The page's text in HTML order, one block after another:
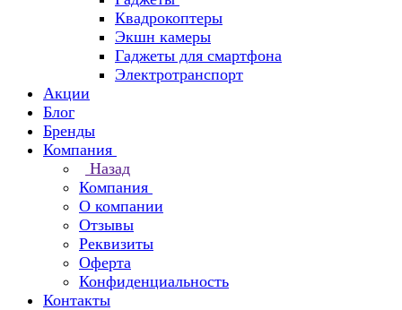
Квадрокоптеры
Экшн камеры
Гаджеты для смартфона
Электротранспорт
Акции
Блог
Бренды
Компания
Назад
Компания
О компании
Отзывы
Реквизиты
Оферта
Конфиденциальность
Контакты